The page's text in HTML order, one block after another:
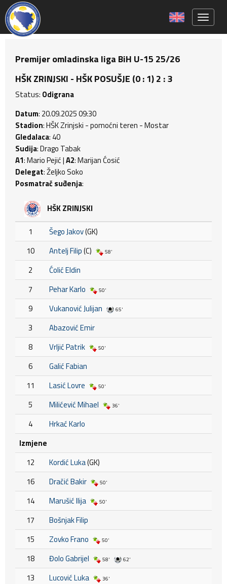
Premijer omladinska liga BiH U-15 25/26
HŠK ZRINJSKI - HŠK POSUŠJE (0 : 1) 2 : 3
Status: Odigrana
Datum: 20.09.2025 09:30
Stadion: HŠK Zrinjski - pomoćni teren - Mostar
Gledalaca: 40
Sudija: Drago Tabak
A1: Mario Pejić |A2: Marijan Ćosić
Delegat: Željko Soko
Posmatrač suđenja:
HŠK ZRINJSKI
1 Šego Jakov(GK)
10
Antelj Filip(C) 58'
2
Ćolić Eldin
7
Pehar Karlo 50'
9 Vukanović Julijan 65'
3
Abazović Emir
8
Vrljić Patrik 50'
6
Galić Fabian
11
Lasić Lovre 50'
5 Milićević Mihael 36'
4
Hrkać Karlo
Izmjene
12
Kordić Luka(GK)
16
Dračić Bakir 50'
14 Marušić Ilija 50'
17
Bošnjak Filip
15
Zovko Frano 50'
18 Đolo Gabrijel 58' 62'
13 Lucović Luka 36'